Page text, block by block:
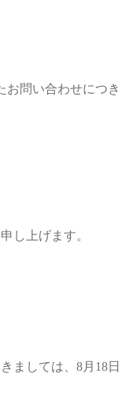
お問い合わせにつき
し上げます。
ましては、8月18日